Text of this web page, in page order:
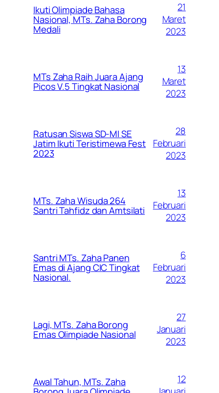
Ikuti Olimpiade Bahasa
Nasional, MTs. Zaha Borong
Medali
21
Maret
2023
MTs Zaha Raih Juara Ajang
Picos V.5 Tingkat Nasional
13
Maret
2023
Ratusan Siswa SD-MI SE
Jatim Ikuti Teristimewa Fest
2023
28
Februari
2023
MTs. Zaha Wisuda 264
Santri Tahfidz dan Amtsilati
13
Februari
2023
Santri MTs. Zaha Panen
Emas di Ajang CIC Tingkat
Nasional.
6
Februari
2023
Lagi, MTs. Zaha Borong
Emas Olimpiade Nasional
27
Januari
2023
Awal Tahun, MTs. Zaha
12